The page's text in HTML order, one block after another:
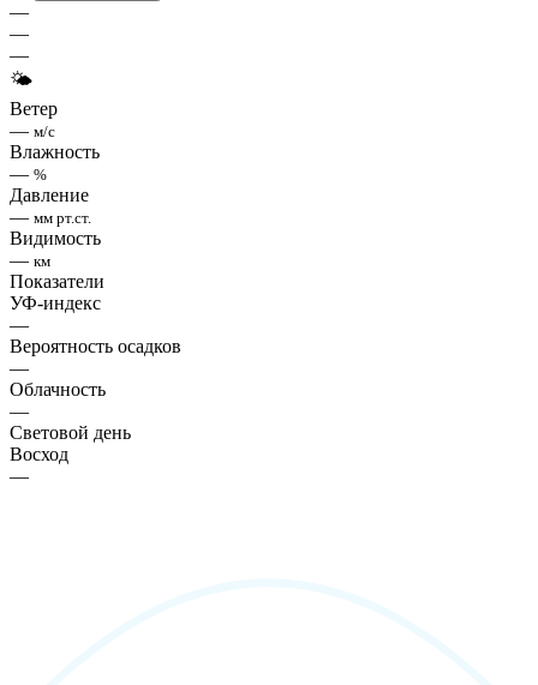
—
—
—
🌤
Ветер
— м/с
Влажность
— %
Давление
— мм рт.ст.
Видимость
— км
Показатели
УФ-индекс
—
Вероятность осадков
—
Облачность
—
Световой день
Восход
—